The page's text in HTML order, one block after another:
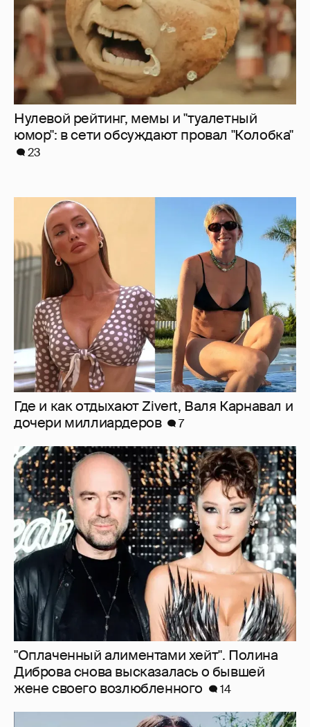
Где и как отдыхают Zivert, Валя Карнавал и
дочери миллиардеров
"Оплаченный алиментами хейт". Полина
Диброва снова высказалась о бывшей
жене своего возлюбленного
14